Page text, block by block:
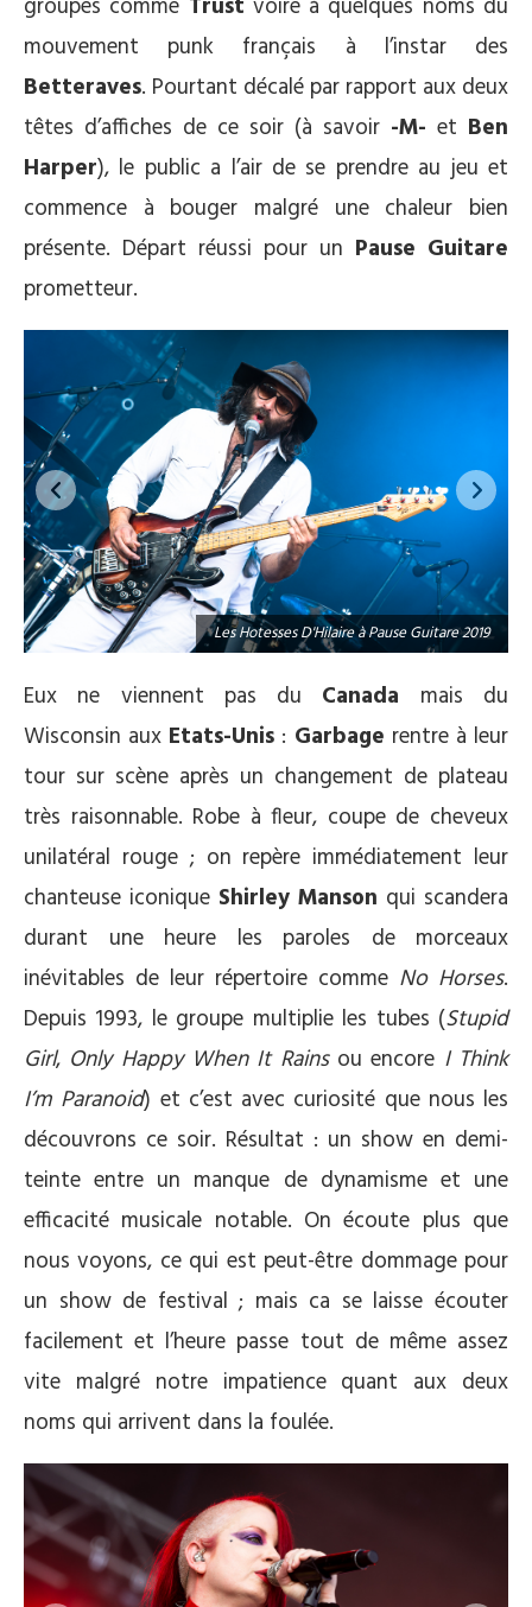
mouvement punk français à l’instar des
Betteraves. Pourtant décalé par rapport aux deux
têtes d’affiches de ce soir (à savoir -M- et Ben
Harper), le public a l’air de se prendre au jeu et
commence à bouger malgré une chaleur bien
présente. Départ réussi pour un Pause Guitare
prometteur.
Les Hotesses D'Hilaire à Pause Guitare 2019
Eux ne viennent pas du Canada mais du
Wisconsin aux Etats-Unis : Garbage rentre à leur
tour sur scène après un changement de plateau
très raisonnable. Robe à fleur, coupe de cheveux
unilatéral rouge ; on repère immédiatement leur
chanteuse iconique Shirley Manson qui scandera
durant une heure les paroles de morceaux
inévitables de leur répertoire comme No Horses.
Depuis 1993, le groupe multiplie les tubes (Stupid
Girl, Only Happy When It Rainsou encore I Think
I’m Paranoid) et c’est avec curiosité que nous les
découvrons ce soir. Résultat : un show en demi-
teinte entre un manque de dynamisme et une
efficacité musicale notable. On écoute plus que
nous voyons, ce qui est peut-être dommage pour
un show de festival ; mais ca se laisse écouter
facilement et l’heure passe tout de même assez
vite malgré notre impatience quant aux deux
noms qui arrivent dans la foulée.